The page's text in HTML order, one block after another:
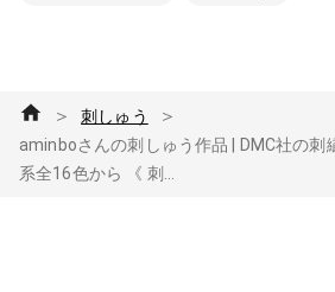
＞ 刺しゅう ＞
aminboさんの刺しゅう作品 | DMC社の刺
系全16色から 《 刺...